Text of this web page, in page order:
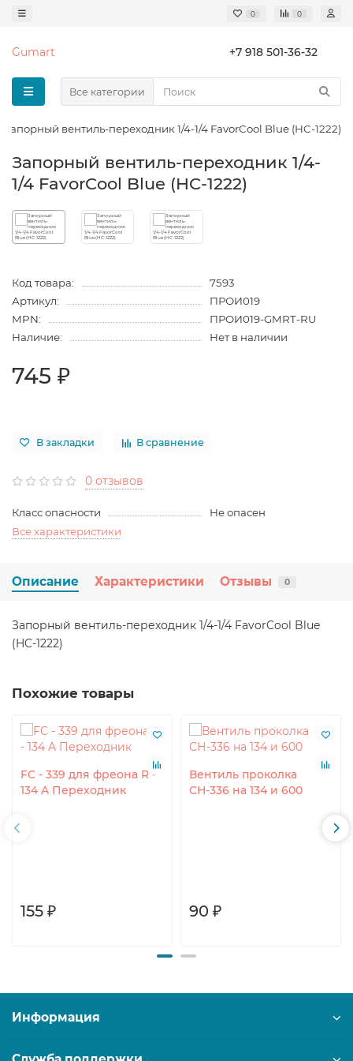
0 0
Gumart +7 918 501-36-32
Все категории
Запорный вентиль-переходник 1/4-1/4 FavorCool Blue (HC-1222)
Запорный вентиль-переходник 1/4-
1/4 FavorCool Blue (HC-1222)
Код товара:
7593
Артикул:
ПРОИ019
MPN:
ПРОИ019-GMRT-RU
Наличие:
Нет в наличии
745 ₽
В закладки В сравнение
0 отзывов
Класс опасности
Не опасен
Все характеристики
Описание Характеристики Отзывы 0
Запорный вентиль-переходник 1/4-1/4 FavorCool Blue
(HC-1222)
Похожие товары
FC - 339 для фреона R -
134 A Переходник
155 ₽
Вентиль проколка
СН-336 на 134 и 600
90 ₽
Информация